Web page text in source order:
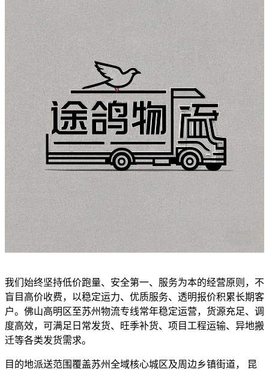
我们始终坚持低价跑量、安全第一、服务为本的经营原则，不
盲目高价收费，以稳定运力、优质服务、透明报价积累长期客
户。佛山高明区至苏州物流专线常年稳定运营，货源充足、调
度高效，可满足日常发货、旺季补货、项目工程运输、异地搬
迁等各类发货需求。
目的地派送范围覆盖苏州全域核心城区及周边乡镇街道， 昆